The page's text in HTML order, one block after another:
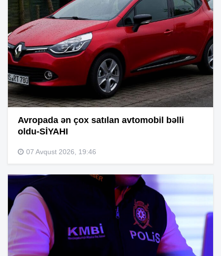
Avropada ən çox satılan avtomobil bəlli
oldu-SİYAHI
07 Avqust 2026, 19:46